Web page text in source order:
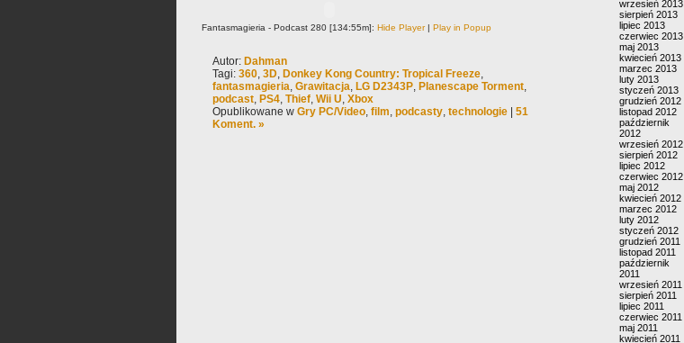
Fantasmagieria - Podcast 280 [134:55m]: Hide Player| Play in Popup
Autor: Dahman
Tagi: 360, 3D, Donkey Kong Country: Tropical Freeze,
fantasmagieria, Grawitacja, LG D2343P, Planescape Torment,
podcast, PS4, Thief, Wii U, Xbox
Opublikowane w Gry PC/Video, film, podcasty, technologie
51
Koment. »
wrzesień 2013
sierpień 2013
lipiec 2013
czerwiec 2013
maj 2013
kwiecień 2013
marzec 2013
luty 2013
styczeń 2013
grudzień 2012
listopad 2012
październik
2012
wrzesień 2012
sierpień 2012
lipiec 2012
czerwiec 2012
maj 2012
kwiecień 2012
marzec 2012
luty 2012
styczeń 2012
grudzień 2011
listopad 2011
październik
2011
wrzesień 2011
sierpień 2011
lipiec 2011
czerwiec 2011
maj 2011
kwiecień 2011